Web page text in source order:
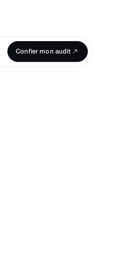
Confier mon audit